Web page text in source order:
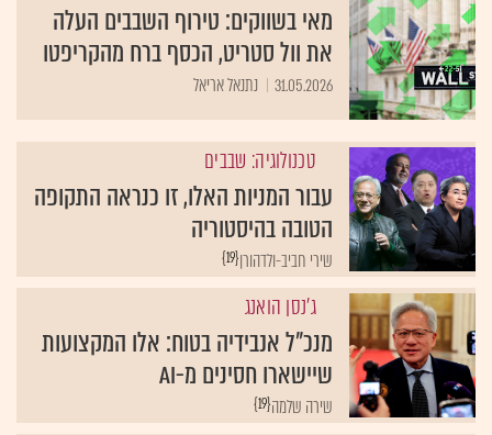
מאי בשווקים: טירוף השבבים העלה
את וול סטריט, הכסף ברח מהקריפטו
31.05.2026 נתנאל אריאל
טכנולוגיה: שבבים
עבור המניות האלו, זו כנראה התקופה
הטובה בהיסטוריה
{19}שירי חביב-ולדהורן
ג'נסן הואנג
מנכ"ל אנבידיה בטוח: אלו המקצועות
שיישארו חסינים מ-AI
{19}שירה שלמה